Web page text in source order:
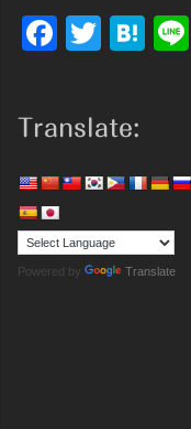
Facebook
Translate:
Powered by Translate